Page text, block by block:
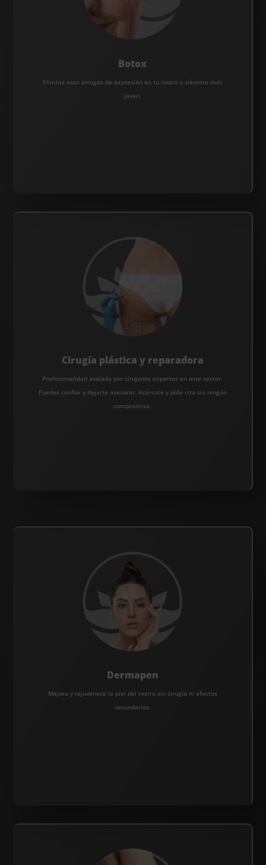
Botox
Elimina esas arrugas de expresión en tu rostro y siéntete más
joven.
Cirugía plástica y reparadora
Profesionalidad avalada por cirujanos expertos en este sector.
Puedes confiar y dejarte asesorar. Acércate y pide cita sin ningún
compromiso.
Dermapen
Mejora y rejuvenece la piel del rostro sin cirugía ni efectos
secundarios.